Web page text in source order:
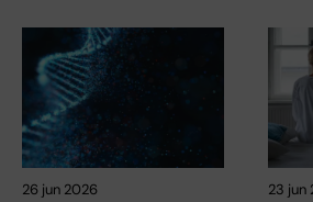
26 jun 2026 23 jun